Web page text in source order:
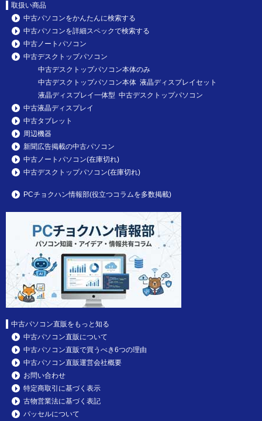
取扱い商品
中古パソコンをかんたんに検索する
中古パソコンを詳細スペックで検索する
中古ノートパソコン
中古デスクトップパソコン
中古デスクトップパソコン本体のみ
中古デスクトップパソコン本体 液晶ディスプレイセット
液晶ディスプレイ一体型 中古デスクトップパソコン
中古液晶ディスプレイ
中古タブレット
周辺機器
新聞広告掲載の中古パソコン
中古ノートパソコン(在庫切れ)
中古デスクトップパソコン(在庫切れ)
PCチョクハン情報部(役立つコラムを多数掲載)
中古パソコン直販をもっと知る
中古パソコン直販について
中古パソコン直販で買うべき6つの理由
中古パソコン直販運営会社概要
お問い合わせ
特定商取引に基づく表示
古物営業法に基づく表記
パッセルについて